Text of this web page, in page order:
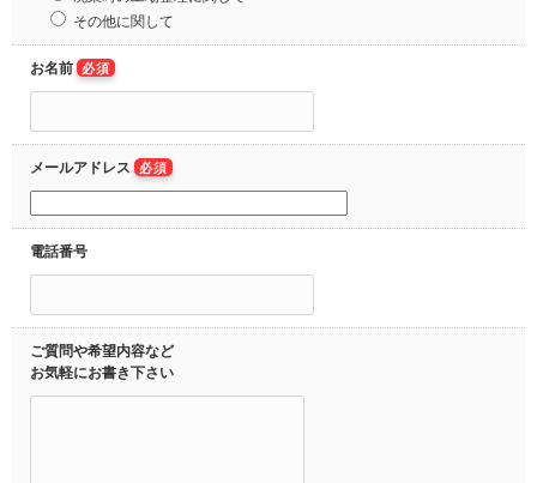
その他に関して
お名前 必須
メールアドレス 必須
電話番号
ご質問や希望内容など
お気軽にお書き下さい